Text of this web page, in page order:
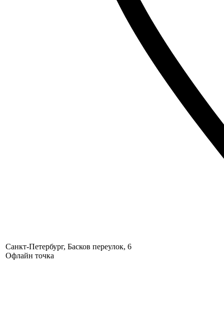
Санкт-Петербург, Басков переулок, 6
Офлайн точка